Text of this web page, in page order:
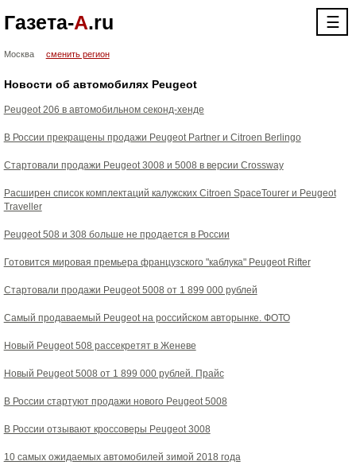
Газета-А.ru ☰
Москва сменить регион
Новости об автомобилях Peugeot
Peugeot 206 в автомобильном секонд-хенде
В России прекращены продажи Peugeot Partner и Citroen Berlingo
Стартовали продажи Peugeot 3008 и 5008 в версии Crossway
Расширен список комплектаций калужских Citroen SpaceTourer и Peugeot
Traveller
Peugeot 508 и 308 больше не продается в России
Готовится мировая премьера французского "каблука" Peugeot Rifter
Стартовали продажи Peugeot 5008 от 1 899 000 рублей
Самый продаваемый Peugeot на российском авторынке. ФОТО
Новый Peugeot 508 рассекретят в Женеве
Новый Peugeot 5008 от 1 899 000 рублей. Прайс
В России стартуют продажи нового Peugeot 5008
В России отзывают кроссоверы Peugeot 3008
10 самых ожидаемых автомобилей зимой 2018 года